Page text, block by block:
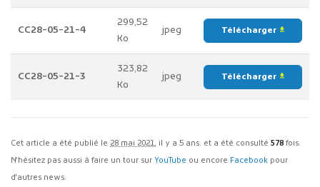
CC28-05-21-4
299,52
Ko
jpeg Télécharger file_download
CC28-05-21-3
323,82
Ko
jpeg Télécharger file_download
Cet article a été publié le 28 mai 2021, il y a 5 ans. et a été consulté 578 fois.
N'hésitez pas aussi à faire un tour sur YouTube ou encore Facebook pour
d'autres news.